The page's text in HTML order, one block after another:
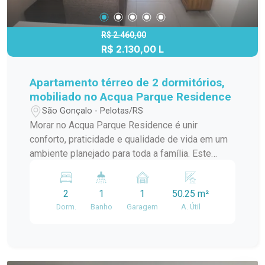
R$ 2.460,00
R$ 2.130,00 L
Apartamento térreo de 2 dormitórios,
mobiliado no Acqua Parque Residence
São Gonçalo - Pelotas/RS
Morar no Acqua Parque Residence é unir
conforto, praticidade e qualidade de vida em um
ambiente planejado para toda a família. Este
oferece a comodidade de entrar e morar, além de
contar com uma infraestrutura completa de lazer
e segurança que proporciona mais tranquilidade e
2
Dorm.
1
Banho
1
Garagem
50.25 m²
A. Útil